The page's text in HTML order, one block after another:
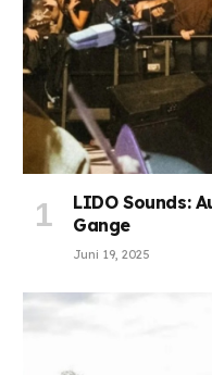
LIDO Sounds:
Gange
Juni 19, 2025